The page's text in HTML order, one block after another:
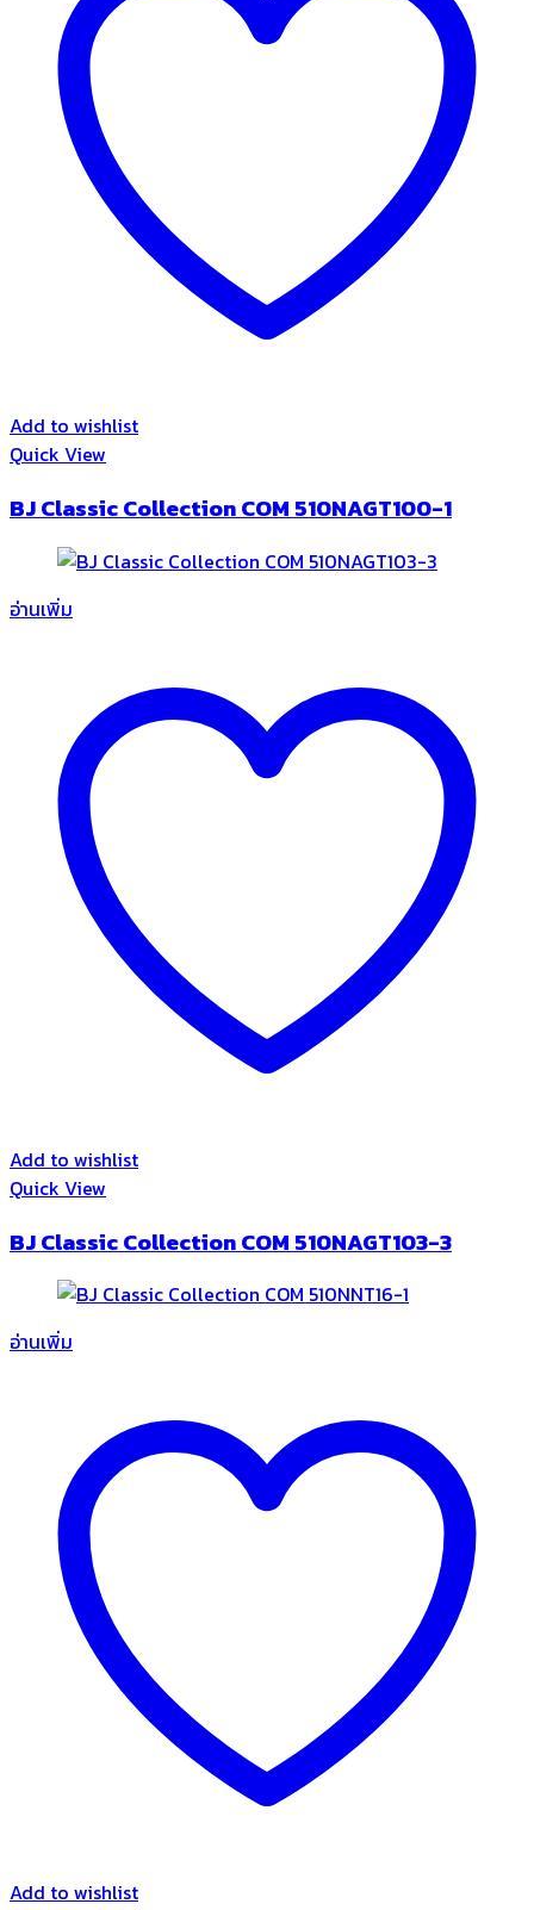
Add to wishlist
Quick View
BJ Classic Collection COM 510NAGT100-1
อ่านเพิ่ม
Add to wishlist
Quick View
BJ Classic Collection COM 510NAGT103-3
อ่านเพิ่ม
Add to wishlist